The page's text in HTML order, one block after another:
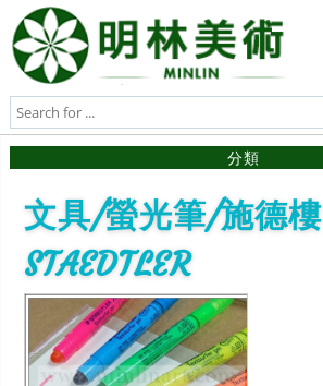
分類
文具/螢光筆/施德樓
STAEDTLER